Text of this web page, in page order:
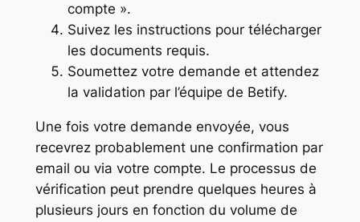
compte ».
Suivez les instructions pour télécharger
les documents requis.
Soumettez votre demande et attendez
la validation par l’équipe de Betify.
Une fois votre demande envoyée, vous
recevrez probablement une confirmation par
email ou via votre compte. Le processus de
vérification peut prendre quelques heures à
plusieurs jours en fonction du volume de